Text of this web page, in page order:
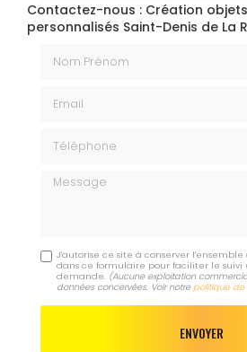
Contactez-nous : Création
personnalisés Saint-Denis de La
Message
J'autorise ce site à conserver l'ensemble
dans ce formulaire pour faciliter le
demande. (Aucune exploitation
données concervées. Voir notre politique